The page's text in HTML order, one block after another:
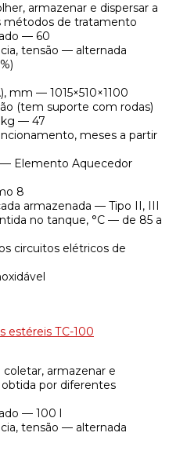
armazenar e dispersar a
métodos de tratamento
— 60
tensão — alternada
mm — 1015×510×1100
(tem suporte com rodas)
kg — 47
meses a partir
Elemento Aquecedor
8
armazenada — Tipo II, III
no tanque, °C — de 85 a
circuitos elétricos de
estéreis ТС-100
armazenar e
por diferentes
— 100 l
tensão — alternada